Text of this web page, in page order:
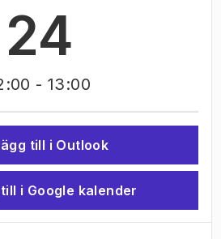
24
- 13:00
till i Outlook
i Google kalender